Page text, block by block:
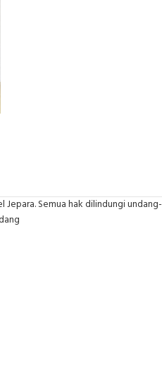
Jepara. Semua hak dilindungi undang-